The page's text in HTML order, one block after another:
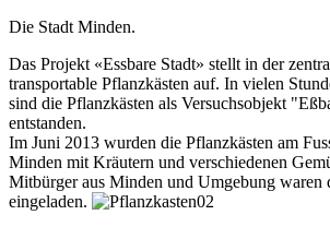
Die Stadt Minden.
Das Projekt «Essbare Stadt» stellt in der
transportable Pflanzkästen auf. In vielen
sind die Pflanzkästen als Versuchsobjekt
entstanden.
Im Juni 2013 wurden die Pflanzkästen am
Minden mit Kräutern und verschiedenen
Mitbürger aus Minden und Umgebung waren
eingeladen.